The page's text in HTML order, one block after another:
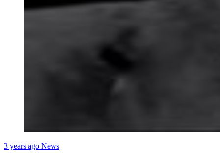
3 years ago News